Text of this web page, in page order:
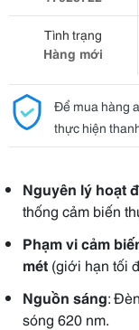
Tình trạng
Hàng mới
Để mua hàng
thực hiện
Nguyên lý hoạt
thống cảm biến
Phạm vi cảm
mét (giới hạn tối
Nguồn sáng: Đèn
sóng 620 nm.